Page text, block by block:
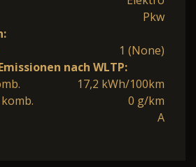
Pkw
1 (None)
nach WLTP:
17,2 kWh/100km
0 g/km
A